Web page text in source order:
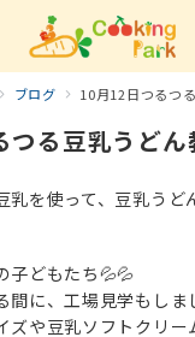
ブログ 10月12日つるつ
つる豆乳うどん
乳を使って、豆乳うど
子どもたち💦💦
に、工場見学もしま
ズや豆乳ソフトクリー